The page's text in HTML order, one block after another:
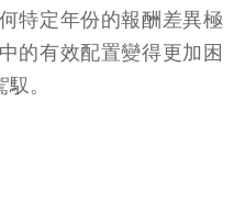
特定年份的報酬差異極
的有效配置變得更加困
。